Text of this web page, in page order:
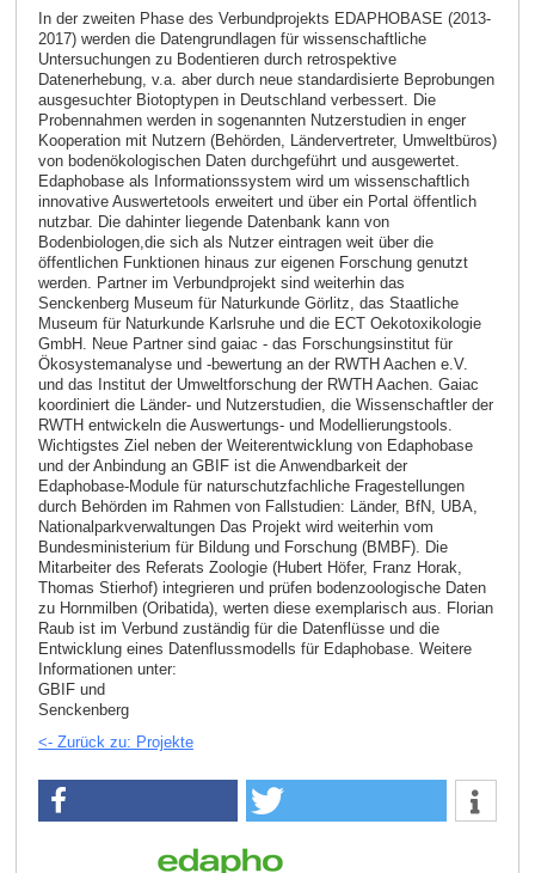
In der zweiten Phase des Verbundprojekts EDAPHOBASE (2013-
2017) werden die Datengrundlagen für wissenschaftliche
Untersuchungen zu Bodentieren durch retrospektive
Datenerhebung, v.a. aber durch neue standardisierte Beprobungen
ausgesuchter Biotoptypen in Deutschland verbessert. Die
Probennahmen werden in sogenannten Nutzerstudien in enger
Kooperation mit Nutzern (Behörden, Ländervertreter, Umweltbüros)
von bodenökologischen Daten durchgeführt und ausgewertet.
Edaphobase als Informationssystem wird um wissenschaftlich
innovative Auswertetools erweitert und über ein Portal öffentlich
nutzbar. Die dahinter liegende Datenbank kann von
Bodenbiologen,die sich als Nutzer eintragen weit über die
öffentlichen Funktionen hinaus zur eigenen Forschung genutzt
werden. Partner im Verbundprojekt sind weiterhin das
Senckenberg Museum für Naturkunde Görlitz, das Staatliche
Museum für Naturkunde Karlsruhe und die ECT Oekotoxikologie
GmbH. Neue Partner sind gaiac - das Forschungsinstitut für
Ökosystemanalyse und -bewertung an der RWTH Aachen e.V.
und das Institut der Umweltforschung der RWTH Aachen. Gaiac
koordiniert die Länder- und Nutzerstudien, die Wissenschaftler der
RWTH entwickeln die Auswertungs- und Modellierungstools.
Wichtigstes Ziel neben der Weiterentwicklung von Edaphobase
und der Anbindung an GBIF ist die Anwendbarkeit der
Edaphobase-Module für naturschutzfachliche Fragestellungen
durch Behörden im Rahmen von Fallstudien: Länder, BfN, UBA,
Nationalparkverwaltungen Das Projekt wird weiterhin vom
Bundesministerium für Bildung und Forschung (BMBF). Die
Mitarbeiter des Referats Zoologie (Hubert Höfer, Franz Horak,
Thomas Stierhof) integrieren und prüfen bodenzoologische Daten
zu Hornmilben (Oribatida), werten diese exemplarisch aus. Florian
Raub ist im Verbund zuständig für die Datenflüsse und die
Entwicklung eines Datenflussmodells für Edaphobase. Weitere
Informationen unter:
GBIF und
Senckenberg
<- Zurück zu: Projekte